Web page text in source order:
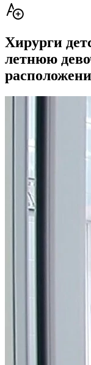
Хирурги
летнюю